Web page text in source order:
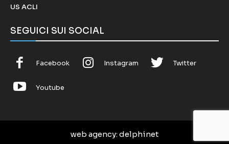
US ACLI
SEGUICI SUI SOCIAL
Facebook Instagram Twitter
Youtube
web agency: delphinet